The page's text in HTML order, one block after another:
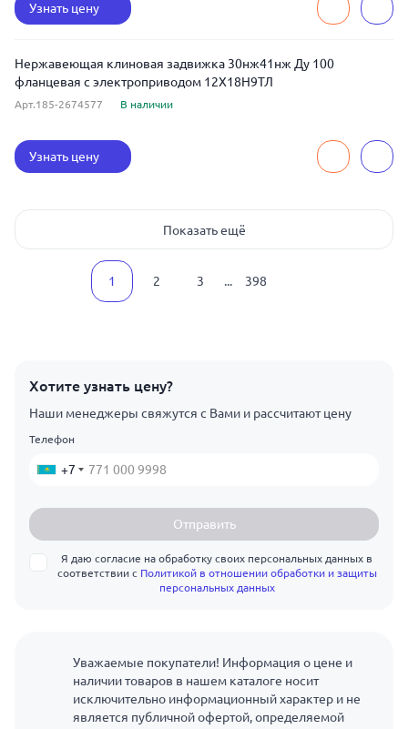
Узнать цену
Нержавеющая клиновая задвижка 30нж41нж Ду 100
фланцевая с электроприводом 12Х18Н9ТЛ
Арт.185-2674577 В наличии
Узнать цену
Показать ещё
1 2 3 ... 398
Хотите узнать цену?
Наши менеджеры свяжутся с Вами и рассчитают цену
Телефон
+7
Отправить
Я даю согласие на обработку своих персональных данных в
соответствии с Политикой в отношении обработки и защиты
персональных данных
Уважаемые покупатели! Информация о цене и
наличии товаров в нашем каталоге носит
исключительно информационный характер и не
является публичной офертой, определяемой